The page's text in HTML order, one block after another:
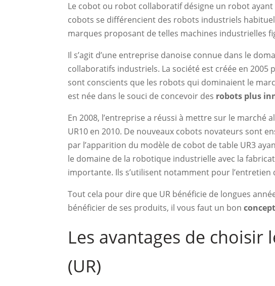
Le cobot ou robot collaboratif désigne un robot ayant
cobots se différencient des robots industriels
marques proposant de telles machines industrielles
Il s’agit d’une entreprise danoise connue dans le
collaboratifs industriels. La société est créée en 2005
sont conscients que les robots qui dominaient le
est née dans le souci de concevoir des robots plus
En 2008, l’entreprise a réussi à mettre sur le
UR10 en 2010. De nouveaux cobots novateurs sont
par l’apparition du modèle de cobot de table UR3
le domaine de la robotique industrielle avec la
importante. Ils s’utilisent notamment pour
Tout cela pour dire que UR bénéficie de longues
bénéficier de ses produits, il vous faut un bon
Les avantages de choisir
(UR)